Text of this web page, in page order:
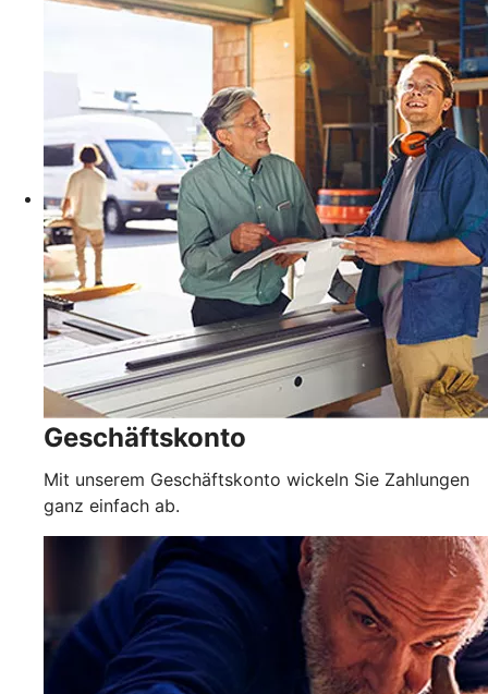
Geschäftskonto
Mit unserem Geschäftskonto wickeln Sie Zahlungen
ganz einfach ab.